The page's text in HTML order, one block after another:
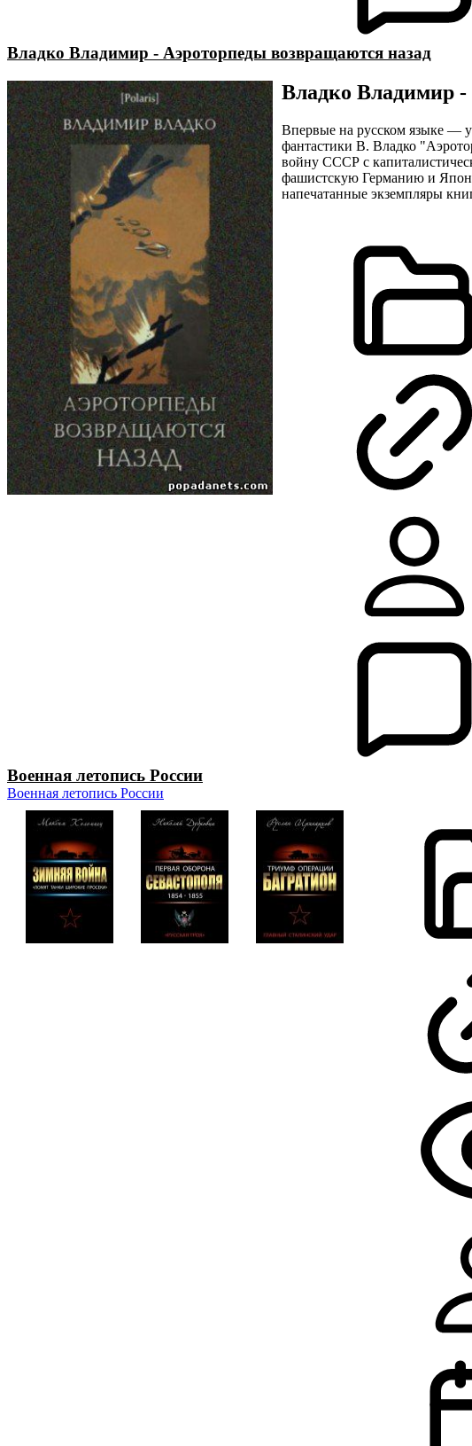
Владко Владимир - Аэроторпеды возвращаются назад
Владко Владимир -
Впервые на русском языке —
фантастики В. Владко
войну СССР с
фашистскую Германию и
напечатанные экземпляры
Военная летопись России
Военная летопись России